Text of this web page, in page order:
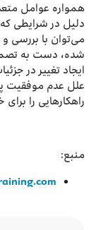
همواره عوامل
دلیل در شرایطی
می‌توان با بررسی
شده، دست به
ایجاد تغییر در
علل عدم موفقیت
راهکارهایی را
منبع: